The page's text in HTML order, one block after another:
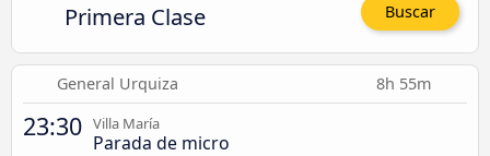
Primera Clase Buscar
General Urquiza 8h 55m
23:30 Villa María
Parada de micro